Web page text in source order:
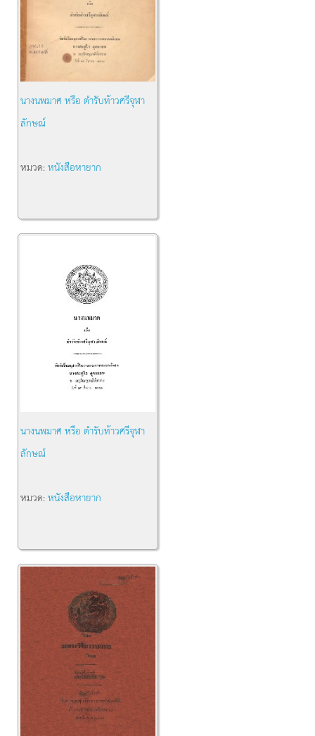
นางนพมาศ หรือ ตำรับท้าวศรีจุฬา
ลักษณ์
หมวด:หนังสือหายาก
นางนพมาศ หรือ ตำรับท้าวศรีจุฬา
ลักษณ์
หมวด:หนังสือหายาก